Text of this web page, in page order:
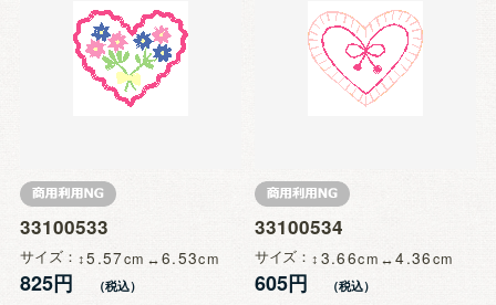
33100533
サイズ 5.57 6.53
825円
33100534
サイズ 3.66 4.36
605円